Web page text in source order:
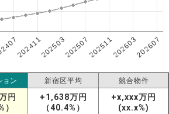
202411202503202507202511202603202607
ョン 新宿区平均 競合物件
円
）
+1,638万円
（40.4%）
+x,xxx万円
(xx.x%)